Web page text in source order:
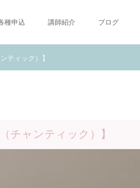
種申込 講師紹介 ブログ
ティック）】
チャンティック）】